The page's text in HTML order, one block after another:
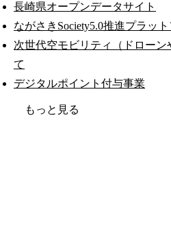
長崎県オープンデータサイト
ながさきSociety5.0推進プラッ
次世代空モビリティ（ドロー
て
デジタルポイント付与事業
もっと見る